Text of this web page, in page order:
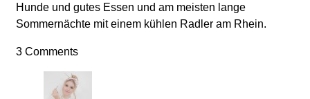
Hunde und gutes Essen und am meisten lange
Sommernächte mit einem kühlen Radler am Rhein.
3 Comments